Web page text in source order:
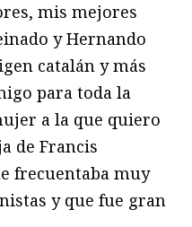
mis mejores
y Hernando
catalán y más
para toda la
a la que quiero
de Francis
frecuentaba muy
y que fue gran